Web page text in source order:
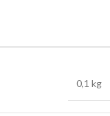
0,1 kg